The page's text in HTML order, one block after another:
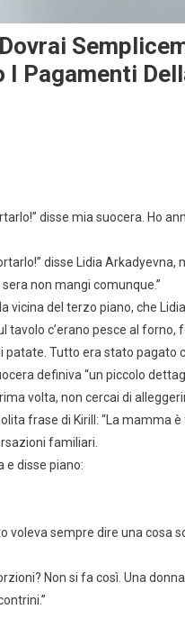
Pagamenti
disse mia suocera. Ho
disse Lidia
non mangi comunque.”
vicina del terzo piano, che
tavolo c’erano pesce al
Tutto era stato pagato
definiva “un piccolo
volta, non cercai di
frase di Kirill: “La mamma
familiari.
e disse piano:
voleva sempre dire una cosa
Non si fa così. Una